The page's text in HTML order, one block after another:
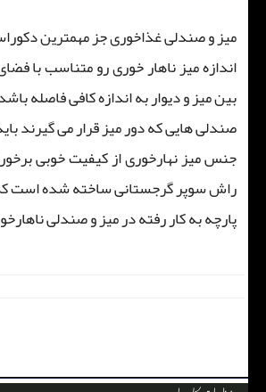
میز و صندلی غذاخوری جز مهمترین
اندازه میز ناهار خوری رو متناسب با
بین میز و دیوار به اندازه کافی فاصله
صندلی هایی که دور میز قرار می گیرند
جنس میز نهارخوری از کیفیت خوبی
راش سوپر گرجستانی ساخته شده است که
پارچه به کار رفته در میز و صندلی